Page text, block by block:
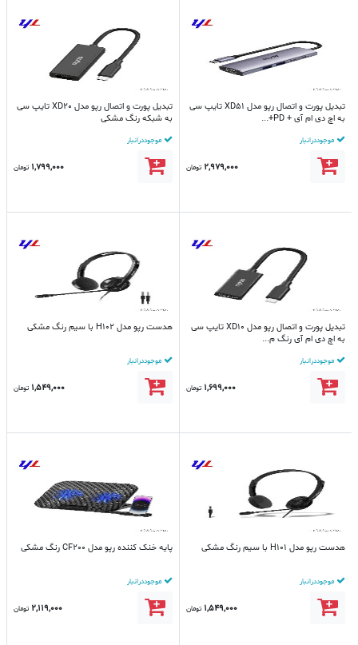
تبدیل پورت و اتصال رپو مدل XD51 تایپ سی
به اچ دی ام آی + PD+...
موجود در انبار
2,979,000 تومان
تبدیل پورت و اتصال رپو مدل XD20 تایپ سی
به شبکه رنگ مشکی
موجود در انبار
1,799,000 تومان
تبدیل پورت و اتصال رپو مدل XD10 تایپ سی
به اچ دی ام آی رنگ م...
موجود در انبار
1,699,000 تومان
هدست رپو مدل H102 با سیم رنگ مشکی
موجود در انبار
1,549,000 تومان
هدست رپو مدل H101 با سیم رنگ مشکی
موجود در انبار
1,549,000 تومان
پایه خنک کننده رپو مدل CF200 رنگ مشکی
موجود در انبار
2,119,000 تومان